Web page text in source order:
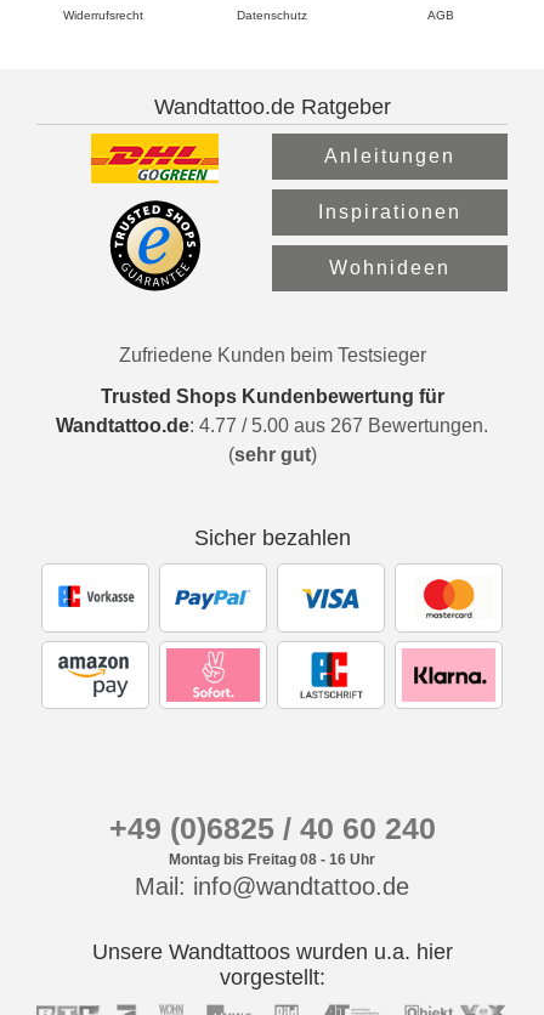
Widerrufsrecht Datenschutz AGB
Wandtattoo.de Ratgeber
Anleitungen
Inspirationen
Wohnideen
Zufriedene Kunden beim Testsieger
Trusted Shops Kundenbewertung für
Wandtattoo.de: 4.77 / 5.00 aus 267 Bewertungen.
(sehr gut)
Sicher bezahlen
+49 (0)6825 / 40 60 240
Montag bis Freitag 08 - 16 Uhr
Mail: info@wandtattoo.de
Unsere Wandtattoos wurden u.a. hier
vorgestellt: